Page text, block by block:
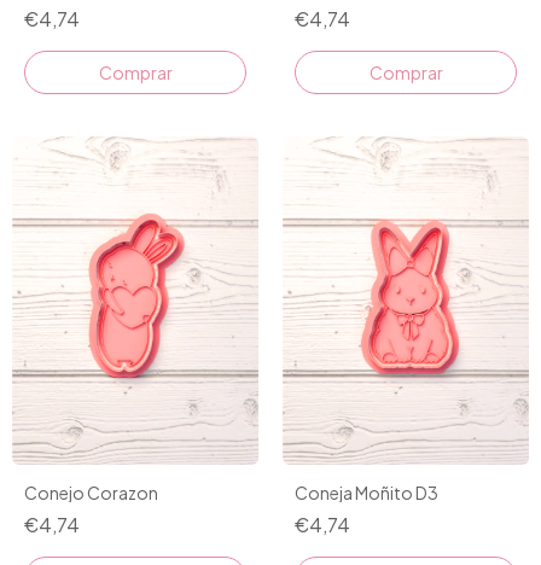
€4,74
Comprar
€4,74
Comprar
Conejo Corazon
€4,74
Coneja Moñito D3
€4,74